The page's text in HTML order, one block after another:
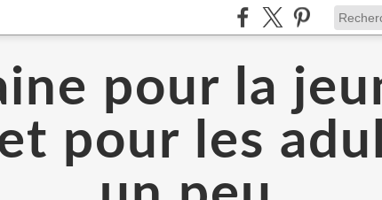
pour la
pour les